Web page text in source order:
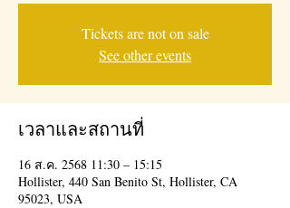
Tickets are not on sale
See other events
เวลาและสถานที่
16 ส.ค. 2568 11:30 – 15:15
Hollister, 440 San Benito St, Hollister, CA
95023, USA